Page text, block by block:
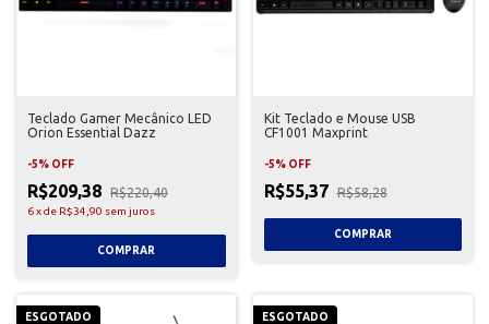
Teclado Gamer Mecânico LED
Orion Essential Dazz
-5% OFF
R$209,38 R$220,40
6xde R$34,90 sem juros
Kit Teclado e Mouse USB
CF1001 Maxprint
-5% OFF
R$55,37 R$58,28
ESGOTADO ESGOTADO